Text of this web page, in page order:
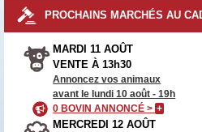
PROCHAINS MARCHÉS AU
MARDI 11 AOÛT
VENTE À 13h30
Annoncez vos animaux
avant le lundi 10 août - 19h
0 BOVIN ANNONCÉ >+
MERCREDI 12 AOÛT